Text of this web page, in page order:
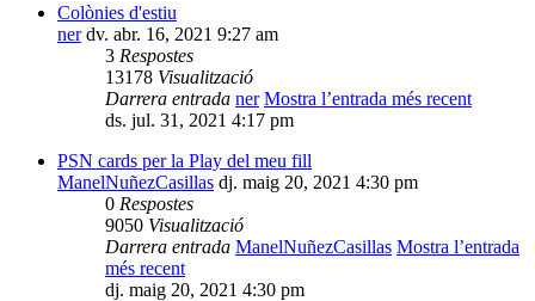
Colònies d'estiu
ner dv. abr. 16, 2021 9:27 am
3 Respostes
13178 Visualització
Darrera entrada ner Mostra l’entrada més recent
ds. jul. 31, 2021 4:17 pm
PSN cards per la Play del meu fill
ManelNuñezCasillas dj. maig 20, 2021 4:30 pm
0 Respostes
9050 Visualització
Darrera entrada ManelNuñezCasillas Mostra l’entrada
més recent
dj. maig 20, 2021 4:30 pm